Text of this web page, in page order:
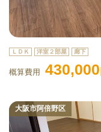
ＬＤＫ 洋室２部屋 廊下
概算費用 430,000
大阪市阿倍野区